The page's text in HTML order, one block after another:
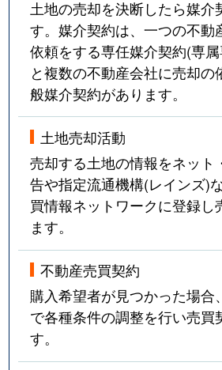
土地の売却を決断したら媒介
す。媒介契約は、一つの不動
依頼をする専任媒介契約(専
と複数の不動産会社に売却の
般媒介契約があります。
土地売却活動
売却する土地の情報をネット
告や指定流通機構(レインズ)
買情報ネットワークに登録し
ます。
不動産売買契約
購入希望者が見つかった場合
で各種条件の調整を行い売買
す。